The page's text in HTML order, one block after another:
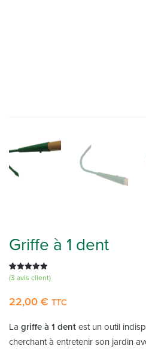
Griffe à 1 dent
Noté5.00
basé sur
2
(3 avis client)
22,00 € TTC
La griffe à 1 dent est un outil
cherchant à entretenir son jardin